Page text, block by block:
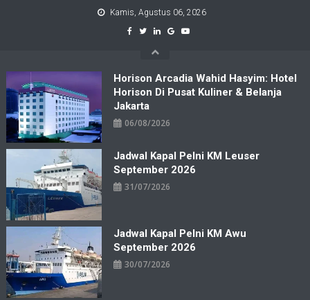
Kamis, Agustus 06, 2026
Horison Arcadia Wahid Hasyim: Hotel
Horison Di Pusat Kuliner & Belanja
Jakarta
06/08/2026
Jadwal Kapal Pelni KM Leuser
September 2026
31/07/2026
Jadwal Kapal Pelni KM Awu
September 2026
30/07/2026